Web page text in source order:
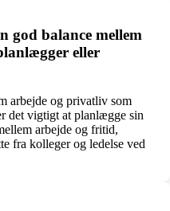
god balance mellem
eller
arbejde og privatliv som
det vigtigt at planlægge sin
arbejde og fritid,
fra kolleger og ledelse ved